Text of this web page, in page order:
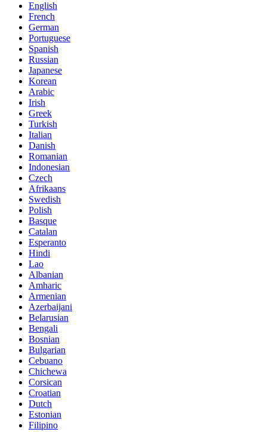
English
French
German
Portuguese
Spanish
Russian
Japanese
Korean
Arabic
Irish
Greek
Turkish
Italian
Danish
Romanian
Indonesian
Czech
Afrikaans
Swedish
Polish
Basque
Catalan
Esperanto
Hindi
Lao
Albanian
Amharic
Armenian
Azerbaijani
Belarusian
Bengali
Bosnian
Bulgarian
Cebuano
Chichewa
Corsican
Croatian
Dutch
Estonian
Filipino